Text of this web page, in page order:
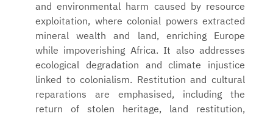
and environmental harm caused by resource
exploitation, where colonial powers extracted
mineral wealth and land, enriching Europe
while impoverishing Africa. It also addresses
ecological degradation and climate injustice
linked to colonialism. Restitution and cultural
reparations are emphasised, including the
return of stolen heritage, land restitution,